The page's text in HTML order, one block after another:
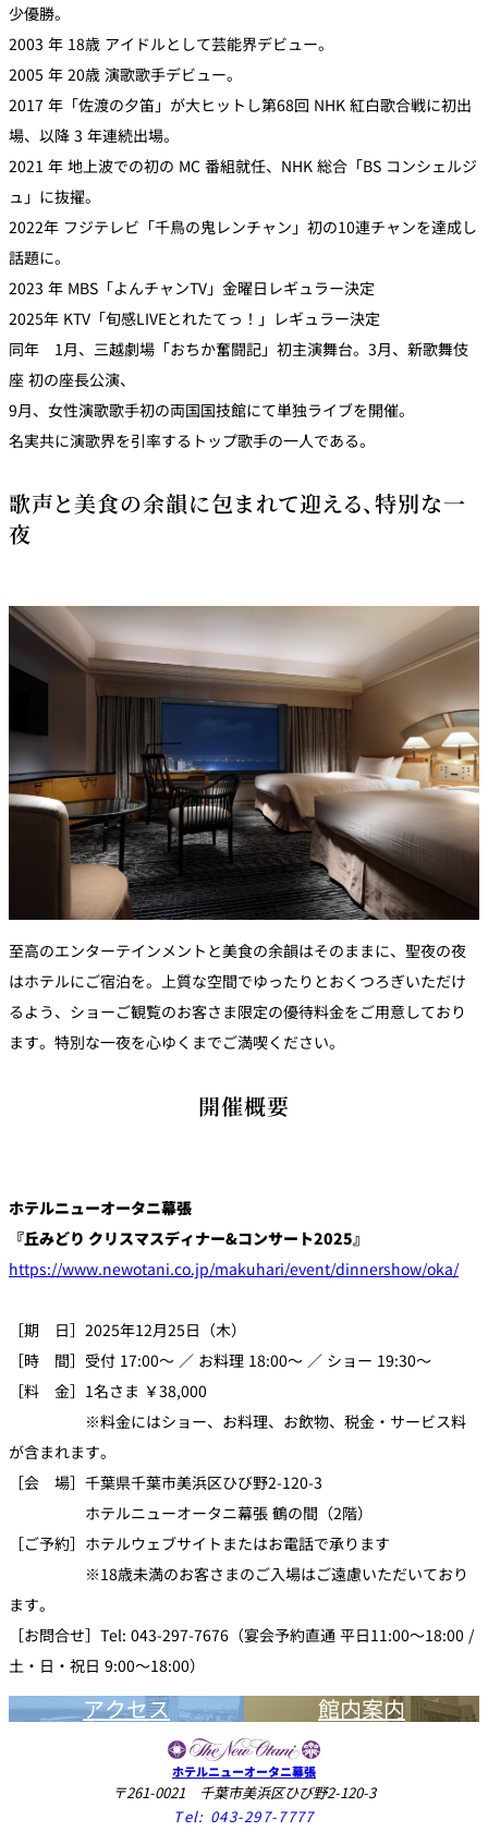
少優勝。
2003 年 18歳 アイドルとして芸能界デビュー。
2005 年 20歳 演歌歌手デビュー。
2017 年「佐渡の夕笛」が大ヒットし第68回 NHK 紅白歌合戦に初出
場、以降 3 年連続出場。
2021 年 地上波での初の MC 番組就任、NHK 総合「BS コンシェルジ
ュ」に抜擢。
2022年 フジテレビ「千鳥の鬼レンチャン」初の10連チャンを達成し
話題に。
2023 年 MBS「よんチャンTV」金曜日レギュラー決定
2025年 KTV「旬感LIVEとれたてっ！」レギュラー決定
同年 1月、三越劇場「おちか奮闘記」初主演舞台。3月、新歌舞伎
座 初の座長公演、
9月、女性演歌歌手初の両国国技館にて単独ライブを開催。
名実共に演歌界を引率するトップ歌手の一人である。
歌声と美食の余韻に包まれて迎える、特別な一
夜
至高のエンターテインメントと美食の余韻はそのままに、聖夜の夜
はホテルにご宿泊を。上質な空間でゆったりとおくつろぎいただけ
るよう、ショーご観覧のお客さま限定の優待料金をご用意しており
ます。特別な一夜を心ゆくまでご満喫ください。
開催概要
ホテルニューオータニ幕張
『丘みどり クリスマスディナー&コンサート2025』
https://www.newotani.co.jp/makuhari/event/dinnershow/oka/
［期 日］2025年12月25日（木）
［時 間］受付 17:00～ ／ お料理 18:00～ ／ ショー 19:30～
［料 金］1名さま ￥38,000
※料金にはショー、お料理、お飲物、税金・サービス料
が含まれます。
［会 場］千葉県千葉市美浜区ひび野2-120-3
ホテルニューオータニ幕張 鶴の間（2階）
［ご予約］ホテルウェブサイトまたはお電話で承ります
※18歳未満のお客さまのご入場はご遠慮いただいており
ます。
［お問合せ］Tel: 043-297-7676（宴会予約直通 平日11:00～18:00 /
土・日・祝日 9:00～18:00）
アクセス 館内案内
ホテルニューオータニ幕張
〒261-0021 千葉市美浜区ひび野2-120-3
Tel: 043-297-7777